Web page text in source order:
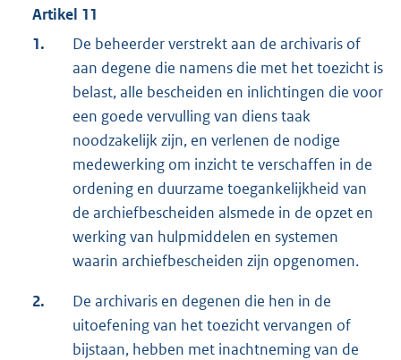
Artikel 11
1.
De beheerder verstrekt aan de archivaris of
aan degene die namens die met het toezicht is
belast, alle bescheiden en inlichtingen die voor
een goede vervulling van diens taak
noodzakelijk zijn, en verlenen de nodige
medewerking om inzicht te verschaffen in de
ordening en duurzame toegankelijkheid van
de archiefbescheiden alsmede in de opzet en
werking van hulpmiddelen en systemen
waarin archiefbescheiden zijn opgenomen.
2.
De archivaris en degenen die hen in de
uitoefening van het toezicht vervangen of
bijstaan, hebben met inachtneming van de